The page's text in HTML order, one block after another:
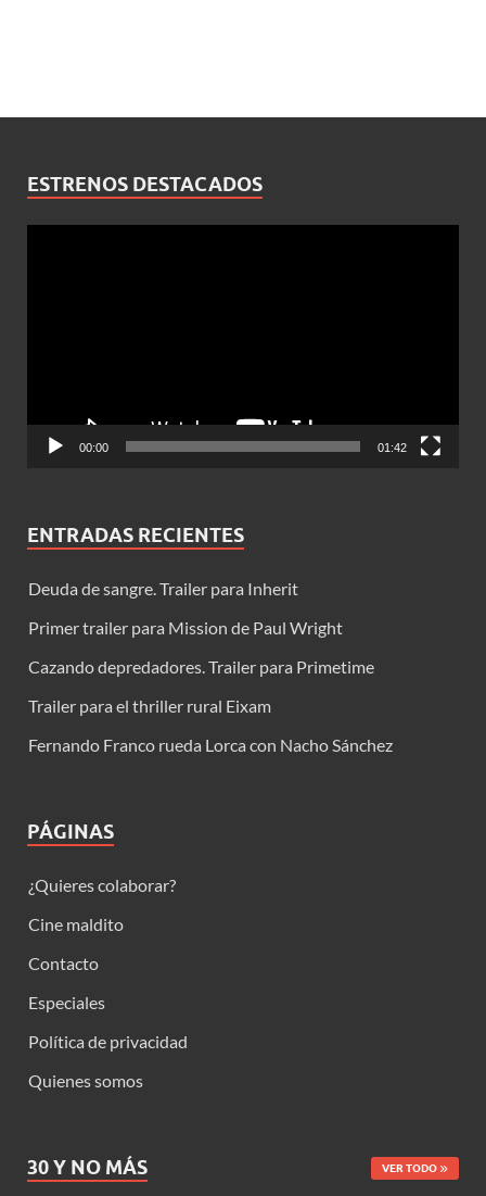
ESTRENOS DESTACADOS
00:00 01:42
ENTRADAS RECIENTES
Deuda de sangre. Trailer para Inherit
Primer trailer para Mission de Paul Wright
Cazando depredadores. Trailer para Primetime
Trailer para el thriller rural Eixam
Fernando Franco rueda Lorca con Nacho Sánchez
PÁGINAS
¿Quieres colaborar?
Cine maldito
Contacto
Especiales
Política de privacidad
Quienes somos
30 Y NO MÁS VER TODO